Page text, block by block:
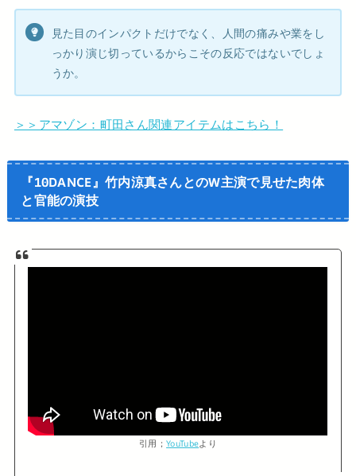
見た目のインパクトだけでなく、人間の痛みや業をし
っかり演じ切っているからこその反応ではないでしょ
うか。
＞＞アマゾン：町田さん関連アイテムはこちら！
『10DANCE』竹内涼真さんとのW主演で見せた肉体
と官能の演技
引用；YouTubeより